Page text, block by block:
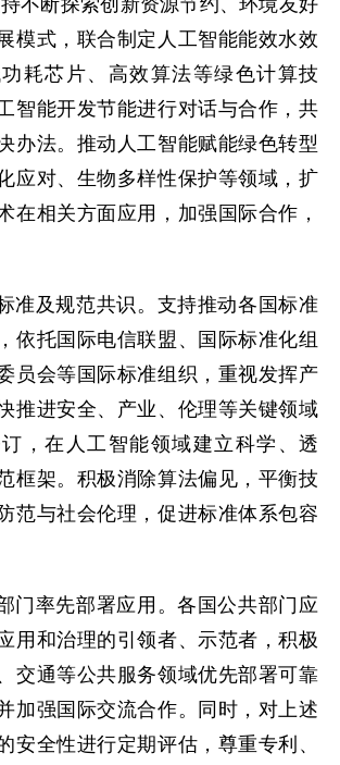
不断探索创新资源节约、环境友好
模式，联合制定人工智能能效水效
耗芯片、高效算法等绿色计算技
智能开发节能进行对话与合作，共
办法。推动人工智能赋能绿色转型
应对、生物多样性保护等领域，扩
在相关方面应用，加强国际合作，
准及规范共识。支持推动各国标准
依托国际电信联盟、国际标准化组
员会等国际标准组织，重视发挥产
推进安全、产业、伦理等关键领域
，在人工智能领域建立科学、透
框架。积极消除算法偏见，平衡技
范与社会伦理，促进标准体系包容
门率先部署应用。各国公共部门应
用和治理的引领者、示范者，积极
交通等公共服务领域优先部署可靠
加强国际交流合作。同时，对上述
安全性进行定期评估，尊重专利、